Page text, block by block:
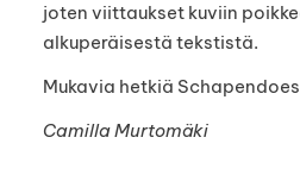
joten viittaukset kuviin
alkuperäisestä tekstistä.
Mukavia hetkiä
Camilla Murtomäki